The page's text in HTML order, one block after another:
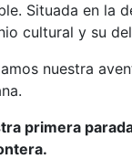
Situada en la
cultural y su
nuestra
primera